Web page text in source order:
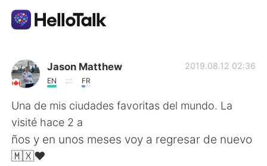
Dil Değişimi Uygulaması
AI Grammar Checker
Türkçe
Jason Matthew
EN FR
2019.08.12 02:36
Una de mis ciudades favoritas del mundo. La
visité hace 2 a
ños y en unos meses voy a regresar de nuevo
🇲🇽❤️